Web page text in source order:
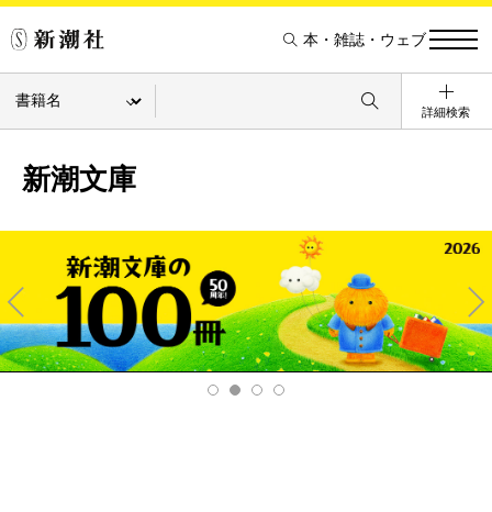
本・雑誌・ウェブ
詳細検索
新潮文庫
Pre
v
Ne
xt